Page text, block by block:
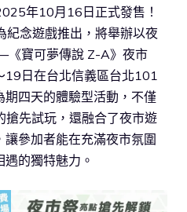
年10月16日正式發售！
紀念遊戲推出，將舉辦以夜
寶可夢傳說 Z-A》夜市
日在台北信義區台北101
四天的體驗型活動，不僅
先試玩，還融合了夜市遊
參加者能在充滿夜市氛圍
的獨特魅力。